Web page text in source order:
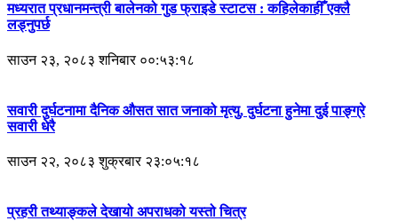
मध्यरात प्रधानमन्त्री बालेनको गुड फ्राइडे स्टाटस : कहिलेकाहीँ एक्लै
लड्नुपर्छ
साउन २३, २०८३ शनिबार ००:५३:१८
सवारी दुर्घटनामा दैनिक औसत सात जनाको मृत्यु, दुर्घटना हुनेमा दुई पाङ्ग्रे
सवारी धेरै
साउन २२, २०८३ शुक्रबार २३:०५:१८
प्रहरी तथ्याङ्कले देखायो अपराधको यस्तो चित्र